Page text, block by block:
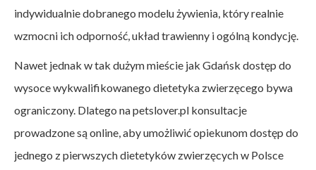
indywidualnie dobranego modelu żywienia, który realnie
wzmocni ich odporność, układ trawienny i ogólną kondycję.
Nawet jednak w tak dużym mieście jak Gdańsk dostęp do
wysoce wykwalifikowanego dietetyka zwierzęcego bywa
ograniczony. Dlatego na petslover.pl konsultacje
prowadzone są online, aby umożliwić opiekunom dostęp do
jednego z pierwszych dietetyków zwierzęcych w Polsce